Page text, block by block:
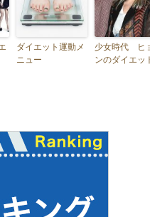
ダイエット運動メ
ニュー
少女時代 ヒ
ンのダイエッ